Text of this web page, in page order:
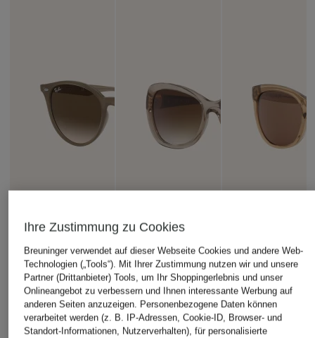
Ray-Ban
VOGUE
RALPH
Ihre Zustimmung zu Cookies
Breuninger verwendet auf dieser Webseite Cookies und andere Web-
Technologien („Tools“). Mit Ihrer Zustimmung nutzen wir und unsere
Partner (Drittanbieter) Tools, um Ihr Shoppingerlebnis und unser
Onlineangebot zu verbessern und Ihnen interessante Werbung auf
anderen Seiten anzuzeigen. Personenbezogene Daten können
verarbeitet werden (z. B. IP-Adressen, Cookie-ID, Browser- und
Standort-Informationen, Nutzerverhalten), für personalisierte